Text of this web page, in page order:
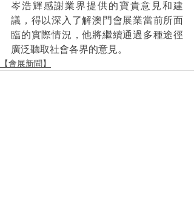
岑浩輝感謝業界提供的寶貴意見和建
議，得以深入了解澳門會展業當前所面
臨的實際情況，他將繼續通過多種途徑
廣泛聽取社會各界的意見。
【會展新聞】